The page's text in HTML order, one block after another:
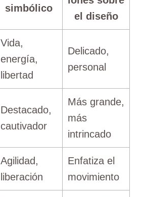
simbólico
el diseño
Vida,
energía,
libertad
Delicado,
personal
Destacado,
cautivador
Más grande,
más
intrincado
Agilidad,
liberación
Enfatiza el
movimiento